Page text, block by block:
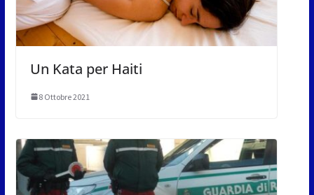
Un Kata per Haiti
8 Ottobre 2021